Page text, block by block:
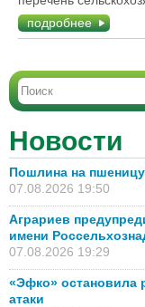
подробнее
Новости
Пошлина на пшеницу
07.08.2026 19:50
Аграриев
имени
07.08.2026 19:29
«Эфко» остановила
атаки